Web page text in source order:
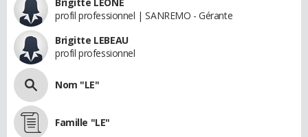
profil professionnel | SANREMO - Gérante
Brigitte LEBEAU
profil professionnel
Nom "LE"
Famille "LE"